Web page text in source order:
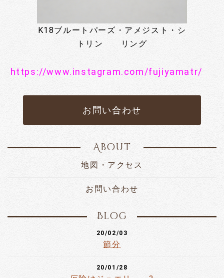
K18ブルートパーズ・アメジスト・シ
トリン リング
https://www.instagram.com/fujiyamatr/
お問い合わせ
About
地図・アクセス
お問い合わせ
Blog
20/02/03
節分
20/01/28